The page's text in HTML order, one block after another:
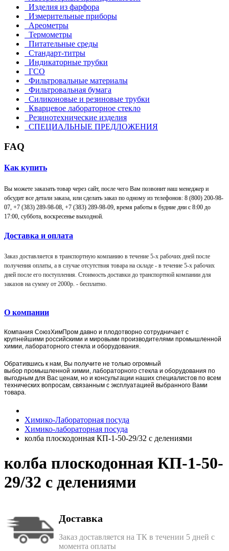
Изделия из фарфора
Измерительные приборы
Ареометры
Термометры
Питательные среды
Стандарт-титры
Индикаторные трубки
ГСО
Фильтровальные материалы
Фильтровальная бумага
Силиконовые и резиновые трубки
Кварцевое лабораторное стекло
Резинотехнические изделия
СПЕЦИАЛЬНЫЕ ПРЕДЛОЖЕНИЯ
FAQ
Как купить
Вы можете заказать товар через сайт, после чего Вам позвонит наш менеджер и
обсудит все детали заказа, или сделать заказ по одному из телефонов: 8 (800) 200-98-
07, +7 (383) 289-98-08, +7 (383) 289-98-09, время работы в будние дни с 8:00 до
17:00, суббота, воскресенье выходной.
Доставка и оплата
Заказ доставляется в транспортную компанию в течение 5-х рабочих дней после
получения оплаты, а в случае отсутствия товара на складе - в течение 5-х рабочих
дней после его поступления. Стоимость доставки до транспортной компании для
заказов на сумму от 2000р. - бесплатно.
О компании
Компания СоюзХимПром давно и плодотворно сотрудничает с
крупнейшими российскими и мировыми производителями промышленной
химии, лабораторного стекла и оборудования.
Обратившись к нам, Вы получите не только огромный
выбор промышленной химии, лабораторного стекла и оборудования по
выгодным для Вас ценам, но и консультации наших специалистов по всем
технических вопросам, связанным с эксплуатацией выбранного Вами
товара.
Химико-Лабораторная посуда
Химико-лабораторная посуда
колба плоскодонная КП-1-50-29/32 с делениями
колба плоскодонная КП-1-50-
29/32 с делениями
Доставка
Заказ доставляется на ТК в течении 5 дней с
момента оплаты